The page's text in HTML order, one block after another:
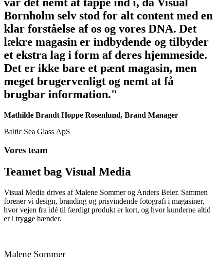
Bornholm selv stod for alt content med en
klar forståelse af os og vores DNA. Det
lækre magasin er indbydende og tilbyder
et ekstra lag i form af deres hjemmeside.
Det er ikke bare et pænt magasin, men
meget brugervenligt og nemt at få
brugbar information."
Mathilde Brandt Hoppe Rosenlund, Brand Manager
Baltic Sea Glass ApS
Vores team
Teamet bag Visual Media
Visual Media drives af Malene Sommer og Anders Beier. Sammen
forener vi design, branding og prisvindende fotografi i magasiner,
hvor vejen fra idé til færdigt produkt er kort, og hvor kunderne altid
er i trygge hænder.
Malene Sommer